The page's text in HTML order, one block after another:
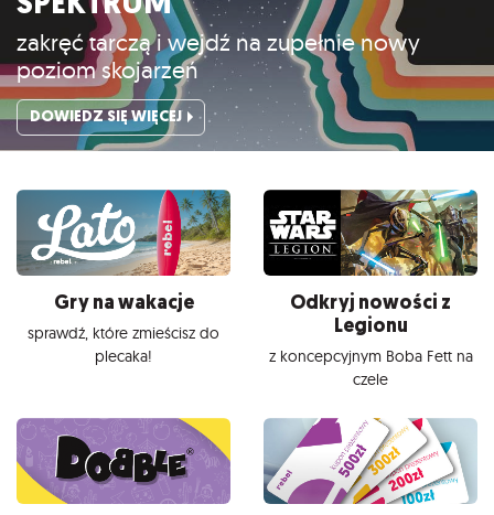
zakręć tarczą i wejdź na zupełnie nowy
poziom skojarzeń
DOWIEDZ SIĘ WIĘCEJ
Gry na wakacje
sprawdź, które zmieścisz do
plecaka!
Odkryj nowości z
Legionu
z koncepcyjnym Boba Fett na
czele